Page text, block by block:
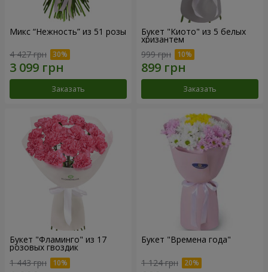
Микс “Нежность” из 51 розы
4 427 грн
Заказать
Букет "Киото" из 5 белых
хризантем
999 грн
Заказать
Букет "Фламинго" из 17
розовых гвоздик
1 443 грн
Букет "Времена года"
1 124 грн